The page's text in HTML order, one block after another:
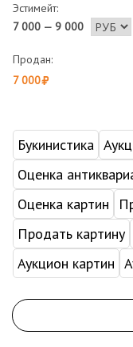
Эстимейт:
7 000 — 9 000
Продан:
7 000
Букинистика
Оценка
Оценка картин
Продать картину
Аукцион картин